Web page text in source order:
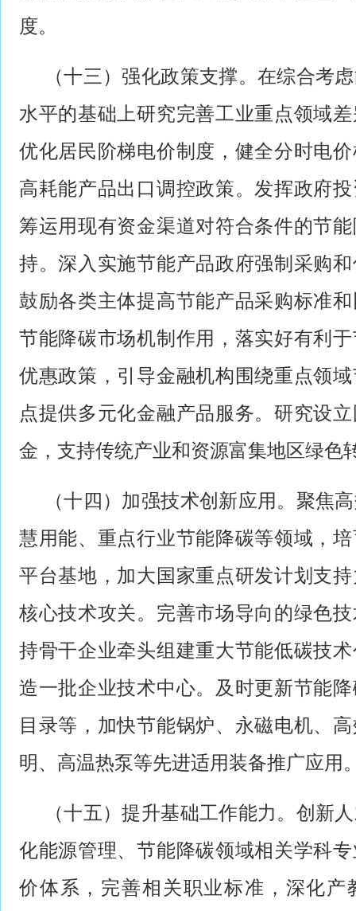
度。
（十三）强化政策支撑。在综合考
水平的基础上研究完善工业重点领域
优化居民阶梯电价制度，健全分时电
高耗能产品出口调控政策。发挥政府
筹运用现有资金渠道对符合条件的节
持。深入实施节能产品政府强制采购
鼓励各类主体提高节能产品采购标准
节能降碳市场机制作用，落实好有利
优惠政策，引导金融机构围绕重点领
点提供多元化金融产品服务。研究设
金，支持传统产业和资源富集地区绿色
（十四）加强技术创新应用。聚焦
慧用能、重点行业节能降碳等领域，
平台基地，加大国家重点研发计划支
核心技术攻关。完善市场导向的绿色
持骨干企业牵头组建重大节能低碳技
造一批企业技术中心。及时更新节能
目录等，加快节能锅炉、永磁电机、
明、高温热泵等先进适用装备推广应用
（十五）提升基础工作能力。创新
化能源管理、节能降碳领域相关学科
价体系，完善相关职业标准，深化产